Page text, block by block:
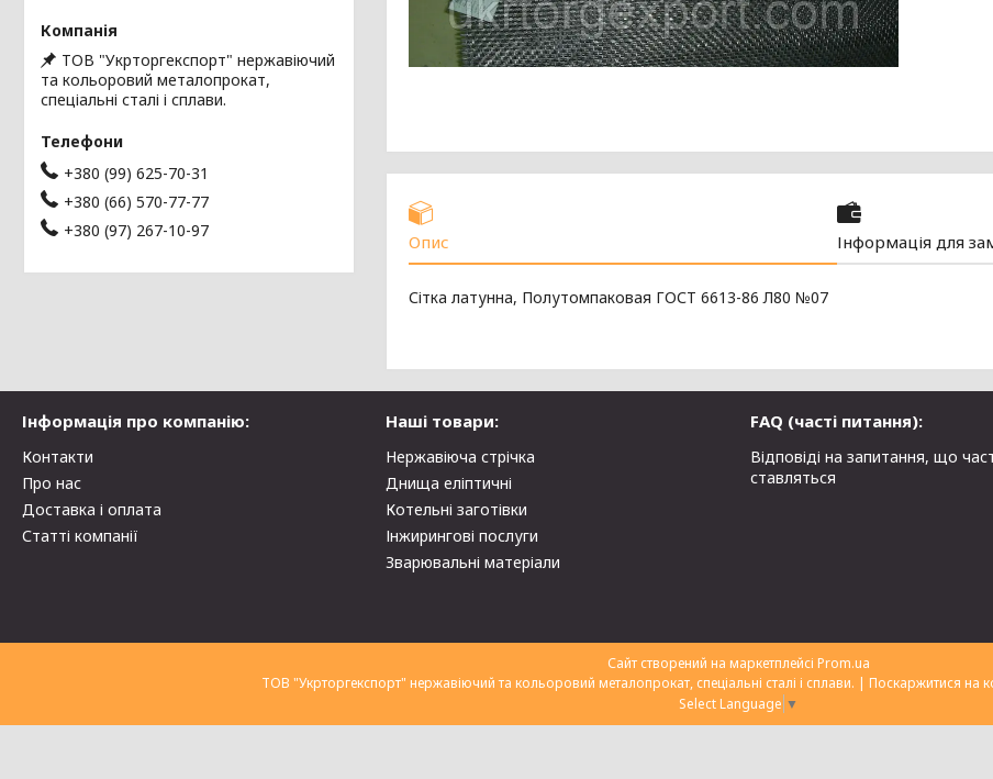
Опис Інформація для
Сітка латунна, Полутомпаковая ГОСТ 6613-86 Л80 №07
ТОВ "Укрторгекспорт" нержавіючий
та кольоровий металопрокат,
спеціальні сталі і сплави.
+380 (99) 625-70-31
+380 (66) 570-77-77
+380 (97) 267-10-97
Інформація про компанію:
Контакти
Про нас
Доставка і оплата
Статті компанії
Наші товари:
Нержавіюча стрічка
Днища еліптичні
Котельні заготівки
Інжирингові послуги
Зварювальні матеріали
FAQ (часті питання):
Відповіді на запитання, що
ставляться
Сайт створений на маркетплейсі Prom.ua
ТОВ "Укрторгекспорт" нержавіючий та кольоровий металопрокат, спеціальні сталі і сплави. | Поскаржитися на
Select Language ▼